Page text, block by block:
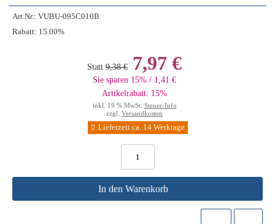
Art.Nr.: VUBU-095C010B
Rabatt: 15.00%
Statt 9,38 € 7,97 €
Sie sparen 15% / 1,41 €
Artikelrabatt: 15%
inkl. 19 % MwSt. Steuer-Info
zzgl. Versandkosten
Lieferzeit ca. 14 Werktage
In den Warenkorb